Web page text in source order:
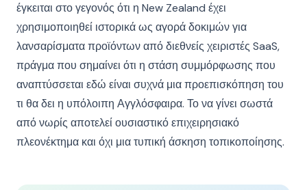
έγκειται στο γεγονός ότι η New Zealand έχει
χρησιμοποιηθεί ιστορικά ως αγορά δοκιμών για
λανσαρίσματα προϊόντων από διεθνείς χειριστές SaaS,
πράγμα που σημαίνει ότι η στάση συμμόρφωσης που
αναπτύσσεται εδώ είναι συχνά μια προεπισκόπηση του
τι θα δει η υπόλοιπη Αγγλόσφαιρα. Το να γίνει σωστά
από νωρίς αποτελεί ουσιαστικό επιχειρησιακό
πλεονέκτημα και όχι μια τυπική άσκηση τοπικοποίησης.